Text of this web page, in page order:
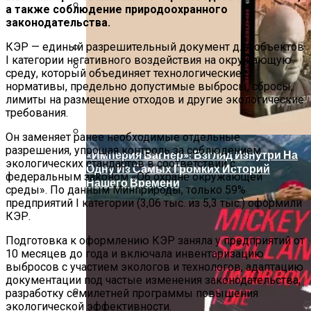
В Локации «Золотого Треугольника»
Выставлен На Продажу Объект Под
Элитные Клубные Апартаменты
Официальный Адрес Присвоен ЖК
«Жемчужная Гавань»
Обзор Противовирусного Препарата
Кагоцел
Дербент: Путеводитель По Главным
Достопримечательностям Древнего
Города
«Империя Вагнер»: Взгляд Изнутри На
Одну Из Самых Громких Историй
Нашего Времени
а также соблюдение природоохранного
законодательства.
КЭР — единый разрешительный документ для объектов
I категории негативного воздействия на окружающую
среду, который объединяет технологические
нормативы, предельно допустимые выбросы, сбросы,
лимиты на размещение отходов и другие экологические
требования.
Он заменяет ранее необходимые отдельные
разрешения, упрощая контроль за соблюдением
экологических стандартов в соответствии с
федеральным законом «Об охране окружающей
среды». По данным Минприроды, только 59%
предприятий I категории (3,06 тыс. из 5,3 тыс.) оформили
КЭР.
Подготовка к оформлению КЭР заняла у предприятий от
10 месяцев до года и включала инвентаризацию
выбросов с участием экологов и технологов, адаптацию
документации под частые изменения законодательства,
разработку семилетней программы повышения
экологической эффективности.